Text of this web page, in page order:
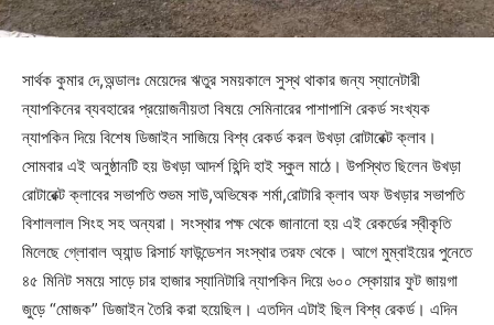
সার্থক কুমার দে,অন্ডালঃ মেয়েদের ঋতুর সময়কালে সুস্থ থাকার জন্য স্যানেটারী
ন্যাপকিনের ব্যবহারের প্রয়োজনীয়তা বিষয়ে সেমিনারের পাশাপাশি রেকর্ড সংখ্যক
ন্যাপকিন দিয়ে বিশেষ ডিজাইন সাজিয়ে বিশ্ব রেকর্ড করল উখড়া রোটারেক্ট ক্লাব।
সোমবার এই অনুষ্ঠানটি হয় উখড়া আদর্শ হিন্দি হাই স্কুল মাঠে। উপস্থিত ছিলেন উখড়া
রোটারেক্ট ক্লাবের সভাপতি শুভম সাউ,অভিষেক শর্মা,রোটারি ক্লাব অফ উখড়ার সভাপতি
বিশাললাল সিংহ সহ অন্যরা। সংস্থার পক্ষ থেকে জানানো হয় এই রেকর্ডের স্বীকৃতি
মিলেছে গ্লোবাল অ্যান্ড রিসার্চ ফাউন্ডেশন সংস্থার তরফ থেকে। আগে মুম্বাইয়ের পুনেতে
৪৫ মিনিট সময়ে সাড়ে চার হাজার স্যানিটারি ন্যাপকিন দিয়ে ৬০০ স্কোয়ার ফুট জায়গা
জুড়ে “মোজক” ডিজাইন তৈরি করা হয়েছিল। এতদিন এটাই ছিল বিশ্ব রেকর্ড। এদিন